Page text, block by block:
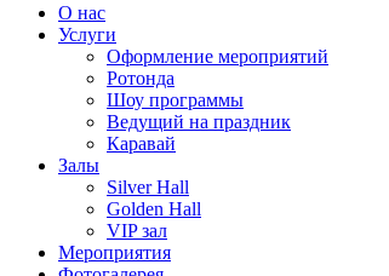
О нас
Услуги
Оформление мероприятий
Ротонда
Шоу программы
Ведущий на праздник
Каравай
Залы
Silver Hall
Golden Hall
VIP зал
Мероприятия